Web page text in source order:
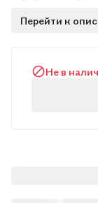
Просвещение,
Перейти к
Не в